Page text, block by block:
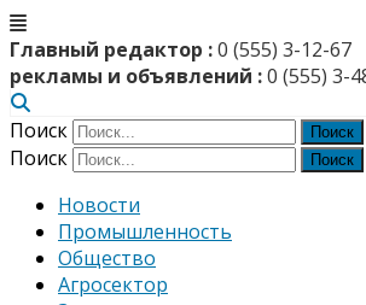
Главный редактор :0 (555) 3-12-
рекламы и объявлений :0 (555) 3-
Поиск
Поиск
Новости
Промышленность
Общество
Агросектор